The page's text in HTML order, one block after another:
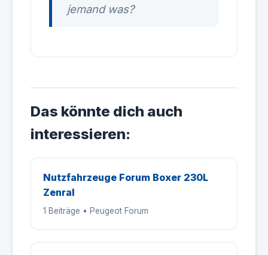
jemand was?
Das könnte dich auch
interessieren:
Nutzfahrzeuge Forum Boxer 230L
Zenral
1 Beiträge • Peugeot Forum